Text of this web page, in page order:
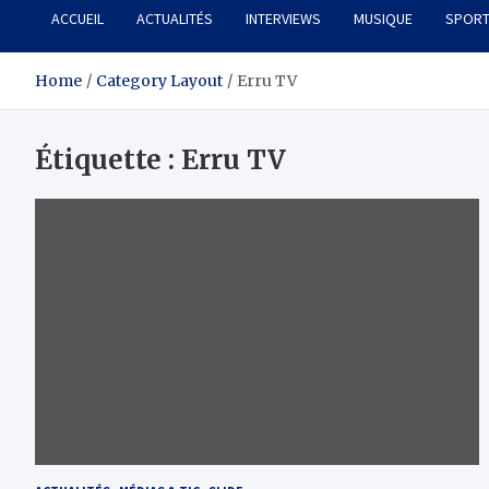
ACCUEIL ACTUALITÉS INTERVIEWS MUSIQUE SPORT
Home Category Layout Erru TV
Étiquette : Erru TV